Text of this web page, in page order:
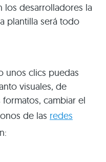
los desarrolladores la
plantilla será todo
unos clics puedas
visuales, de
cambiar el
de las redes